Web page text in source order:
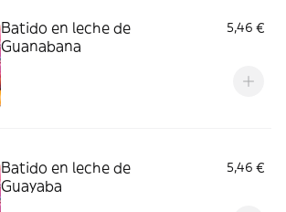
Batido en leche de
Guanabana
5,46 €
Batido en leche de
Guayaba
5,46 €